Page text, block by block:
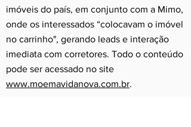
imóveis do país, em conjunto com a Mimo,
onde os interessados “colocavam o imóvel
no carrinho", gerando leads e interação
imediata com corretores. Todo o conteúdo
pode ser acessado no site
www.moemavidanova.com.br.